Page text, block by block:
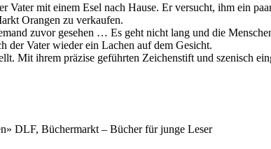
mit einem Esel nach Hause. Er versucht, ihm ein
Orangen zu verkaufen.
zuvor gesehen … Es geht nicht lang und die
der Vater wieder ein Lachen auf dem Gesicht.
Mit ihrem präzise geführten Zeichenstift und szenisch
DLF, Büchermarkt – Bücher für junge Leser